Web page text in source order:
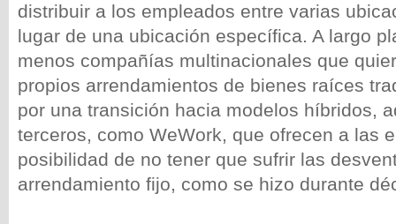
distribuir a los empleados entre varias
lugar de una ubicación específica. A largo
menos compañías multinacionales que
propios arrendamientos de bienes raíces
por una transición hacia modelos híbridos,
terceros, como WeWork, que ofrecen a las
posibilidad de no tener que sufrir las
arrendamiento fijo, como se hizo durante